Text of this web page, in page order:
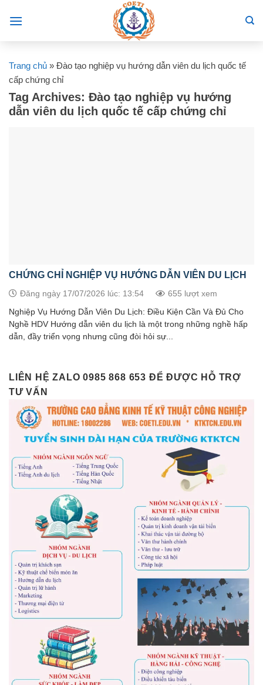
Trang chủ » Đào tạo nghiệp vụ hướng dẫn viên du lịch quốc tế
cấp chứng chỉ
Tag Archives: Đào tạo nghiệp vụ hướng
dẫn viên du lịch quốc tế cấp chứng chỉ
CHỨNG CHỈ NGHIỆP VỤ HƯỚNG DẪN VIÊN DU LỊCH
Đăng ngày 17/07/2026 lúc: 13:54 655 lượt xem
Nghiệp Vụ Hướng Dẫn Viên Du Lịch: Điều Kiện Cần Và Đủ Cho
Nghề HDV Hướng dẫn viên du lịch là một trong những nghề hấp
dẫn, đầy triển vọng nhưng cũng đòi hỏi sự...
LIÊN HỆ ZALO 0985 868 653 ĐỂ ĐƯỢC HỖ TRỢ
TƯ VẤN